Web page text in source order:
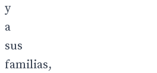
y
a
sus
familias,